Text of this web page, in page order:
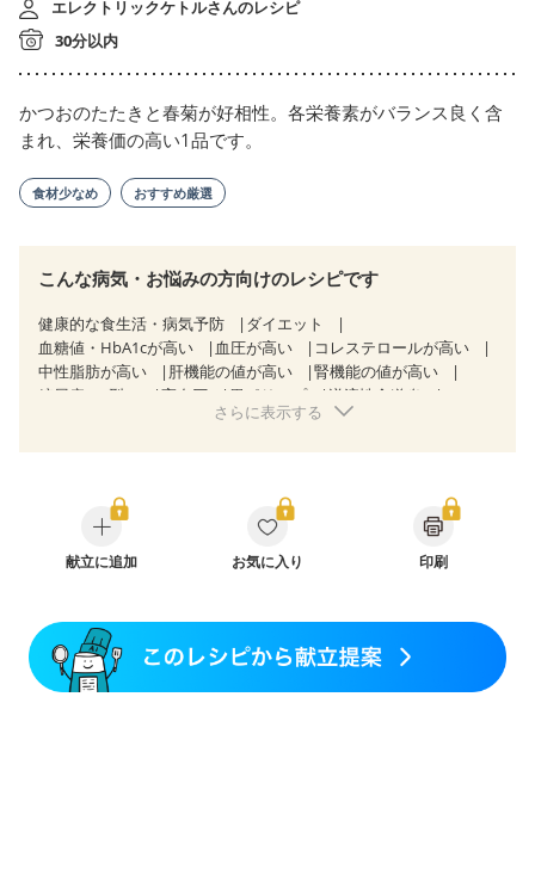
エレクトリックケトルさんのレシピ
30分以内
かつおのたたきと春菊が好相性。各栄養素がバランス良く含
まれ、栄養価の高い1品です。
食材少なめ おすすめ厳選
こんな病気・お悩みの方向けのレシピです
健康的な食生活・病気予防
ダイエット
血糖値・HbA1cが高い
血圧が高い
コレステロールが高い
中性脂肪が高い
肝機能の値が高い
腎機能の値が高い
糖尿病（2型）
高血圧 胃ポリープ
逆流性食道炎
慢性膵炎（移行期・寛解期）
乳がん治療を終えた方・経過観察中の方など
飲み込みにくい
産後（ミルク）
骨粗しょう症
関節リウマチ
フレイル（年齢に合わせた体作り）
さらに表示する
献立に追加 お気に入り 印刷